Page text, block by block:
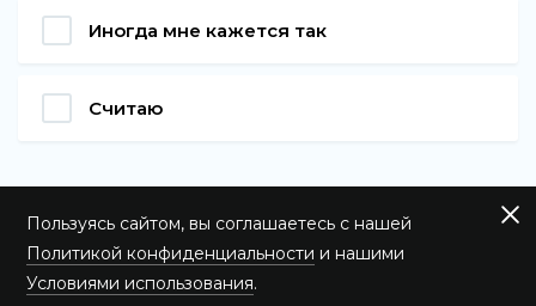
Иногда мне кажется так
Считаю
Пользуясь сайтом, вы соглашаетесь с нашей
Политикой конфиденциальности и нашими
Условиями использования.